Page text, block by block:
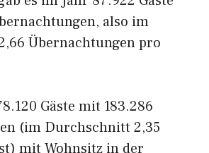
also im
Übernachtungen pro
Gäste mit 183.286
(im Durchschnitt 2,35
mit Wohnsitz in der